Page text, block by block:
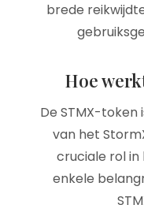
brede
Hoe
De STMX-
van het
cruciale rol in
enkele